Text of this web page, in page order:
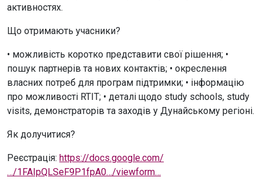
активностях.
Що отримають учасники?
• можливість коротко представити свої рішення; •
пошук партнерів та нових контактів; • окреслення
власних потреб для програм підтримки; • інформацію
про можливості RTIT; • деталі щодо study schools, study
visits, демонстраторів та заходів у Дунайському регіоні.
Як долучитися?
Реєстрація: https://docs.google.com/
…/1FAIpQLSeF9P1fpA0…/viewform…